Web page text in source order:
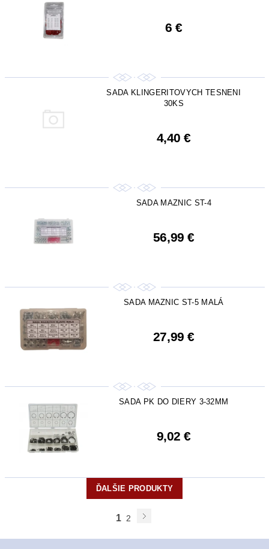
6 €
SADA KLINGERITOVYCH TESNENI
30KS
4,40 €
SADA MAZNIC ST-4
56,99 €
SADA MAZNIC ST-5 MALÁ
27,99 €
SADA PK DO DIERY 3-32MM
9,02 €
ĎALŠIE PRODUKTY
1 2